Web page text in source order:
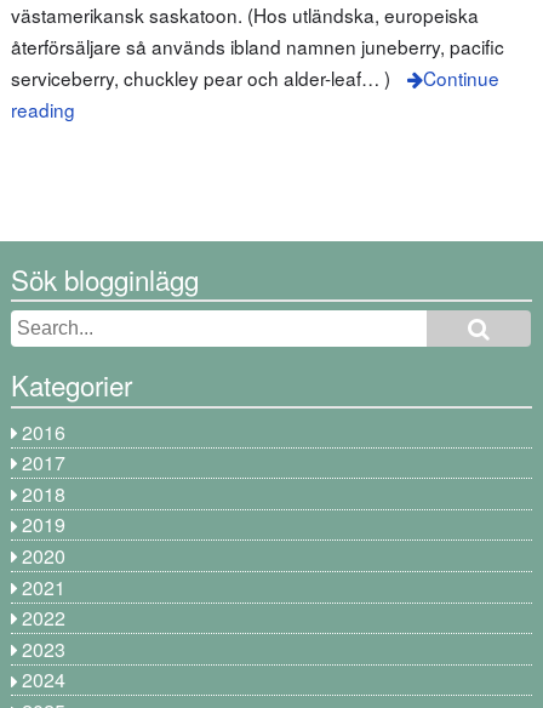
västamerikansk saskatoon. (Hos utländska, europeiska
återförsäljare så används ibland namnen juneberry, pacific
serviceberry, chuckley pear och alder-leaf… )
Continue
reading
Sök blogginlägg
Kategorier
2016
2017
2018
2019
2020
2021
2022
2023
2024